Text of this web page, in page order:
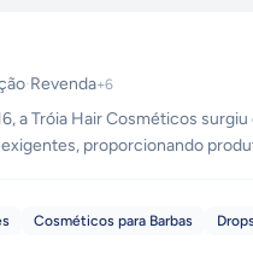
·Revenda+6
a Tróia Hair Cosméticos
proporcionando
cosmético.Esse
de trazer resultados
Cosméticos para Barbas